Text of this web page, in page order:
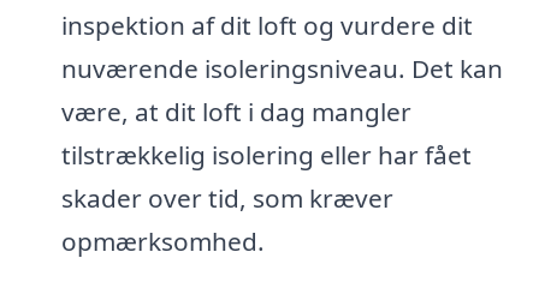
inspektion af dit loft og vurdere dit
nuværende isoleringsniveau. Det kan
være, at dit loft i dag mangler
tilstrækkelig isolering eller har fået
skader over tid, som kræver
opmærksomhed.